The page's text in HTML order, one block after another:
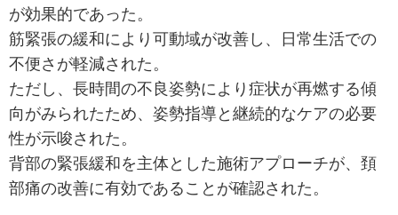
が効果的であった。
筋緊張の緩和により可動域が改善し、日常生活での
不便さが軽減された。
ただし、長時間の不良姿勢により症状が再燃する傾
向がみられたため、姿勢指導と継続的なケアの必要
性が示唆された。
背部の緊張緩和を主体とした施術アプローチが、頚
部痛の改善に有効であることが確認された。